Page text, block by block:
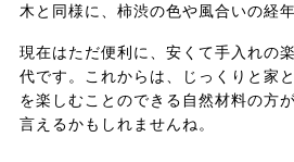
木と同様に、柿渋の色や風合いの経
現在はただ便利に、安くて手入れの
代です。これからは、じっくりと家
を楽しむことのできる自然材料の方
言えるかもしれませんね。